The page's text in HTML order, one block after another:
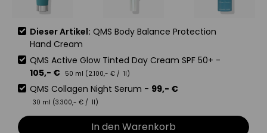
Dieser Artikel: QMS Body Balance Protection
Hand Cream
QMS Active Glow Tinted Day Cream SPF 50+ -
105,- € 50 ml (2.100,- € / 1l)
QMS Collagen Night Serum - 99,- €
30 ml (3.300,- € / 1l)
In den Warenkorb